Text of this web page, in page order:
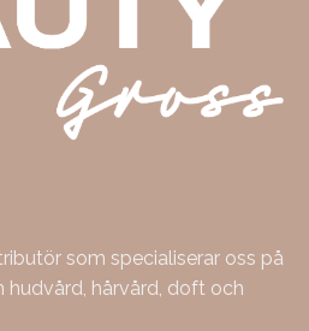
som specialiserar oss på
hårvård, doft och